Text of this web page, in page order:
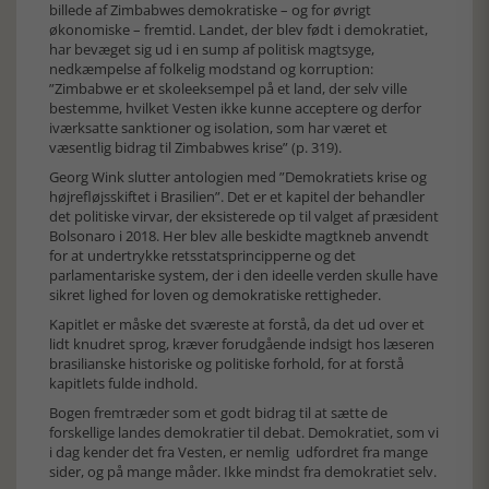
billede af Zimbabwes demokratiske – og for øvrigt
økonomiske – fremtid. Landet, der blev født i demokratiet,
har bevæget sig ud i en sump af politisk magtsyge,
nedkæmpelse af folkelig modstand og korruption:
”Zimbabwe er et skoleeksempel på et land, der selv ville
bestemme, hvilket Vesten ikke kunne acceptere og derfor
iværksatte sanktioner og isolation, som har været et
væsentlig bidrag til Zimbabwes krise” (p. 319).
Georg Wink slutter antologien med ”Demokratiets krise og
højrefløjsskiftet i Brasilien”. Det er et kapitel der behandler
det politiske virvar, der eksisterede op til valget af præsident
Bolsonaro i 2018. Her blev alle beskidte magtkneb anvendt
for at undertrykke retsstatsprincipperne og det
parlamentariske system, der i den ideelle verden skulle have
sikret lighed for loven og demokratiske rettigheder.
Kapitlet er måske det sværeste at forstå, da det ud over et
lidt knudret sprog, kræver forudgående indsigt hos læseren
brasilianske historiske og politiske forhold, for at forstå
kapitlets fulde indhold.
Bogen fremtræder som et godt bidrag til at sætte de
forskellige landes demokratier til debat. Demokratiet, som vi
i dag kender det fra Vesten, er nemlig udfordret fra mange
sider, og på mange måder. Ikke mindst fra demokratiet selv.